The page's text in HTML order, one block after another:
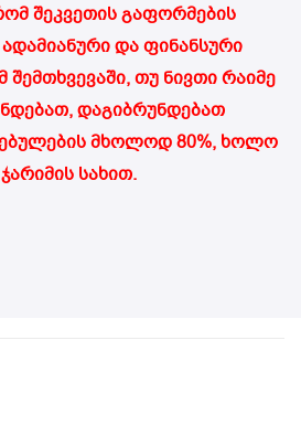
შეკვეთის გაფორმების
და ფინანსური
შემთხვევაში, თუ ნივთი რაიმე
დაგიბრუნდებათ
მხოლოდ 80%, ხოლო
სახით.